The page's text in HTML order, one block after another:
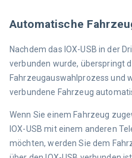
Automatische
Nachdem das IOX-USB in der
verbunden wurde, überspringt
Fahrzeugauswahlprozess und
verbundene Fahrzeug
Wenn Sie einem Fahrzeug
IOX-USB mit einem anderen
möchten, werden Sie dem